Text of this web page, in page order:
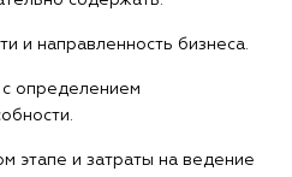
и направленность бизнеса.
определением
этапе и затраты на ведение